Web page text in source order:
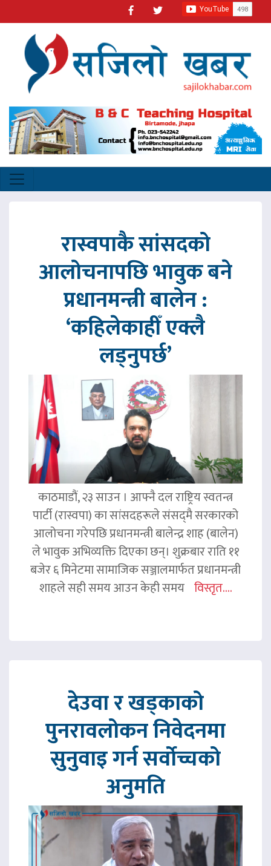
रास्वपाकै सांसदको
आलोचनापछि भावुक बने
प्रधानमन्त्री बालेन :
‘कहिलेकाहीँ एक्लै
लड्नुपर्छ’
काठमाडौं, २३ साउन । आफ्नै दल राष्ट्रिय स्वतन्त्र
पार्टी (रास्वपा) का सांसदहरूले संसद्‌मै सरकारको
आलोचना गरेपछि प्रधानमन्त्री बालेन्द्र शाह (बालेन)
ले भावुक अभिव्यक्ति दिएका छन्। शुक्रबार राति ११
बजेर ६ मिनेटमा सामाजिक सञ्जालमार्फत प्रधानमन्त्री
शाहले सही समय आउन केही समय विस्तृत....
देउवा र खड्काको
पुनरावलोकन निवेदनमा
सुनुवाइ गर्न सर्वोच्चको
अनुमति